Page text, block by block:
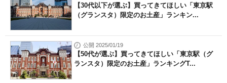
【30代以下が選ぶ】買ってきてほしい「東京駅
（グランスタ）限定のお土産」ランキン...
公開 2025/01/19
【50代が選ぶ】買ってきてほしい「東京駅（グ
ランスタ）限定のお土産」ランキングT...